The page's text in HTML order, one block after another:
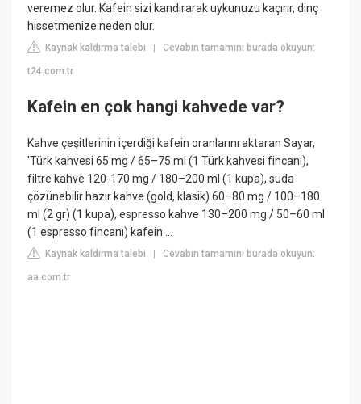
veremez olur. Kafein sizi kandırarak uykunuzu kaçırır, dinç
hissetmenize neden olur.
Kaynak kaldırma talebi |Cevabın tamamını burada okuyun:
t24.com.tr
Kafein en çok hangi kahvede var?
Kahve çeşitlerinin içerdiği kafein oranlarını aktaran Sayar,
'Türk kahvesi 65 mg / 65–75 ml (1 Türk kahvesi fincanı),
filtre kahve 120-170 mg / 180–200 ml (1 kupa), suda
çözünebilir hazır kahve (gold, klasik) 60–80 mg / 100–180
ml (2 gr) (1 kupa), espresso kahve 130–200 mg / 50–60 ml
(1 espresso fincanı) kafein ...
Kaynak kaldırma talebi |Cevabın tamamını burada okuyun:
aa.com.tr